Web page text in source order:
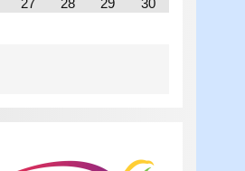
27 28 29 30